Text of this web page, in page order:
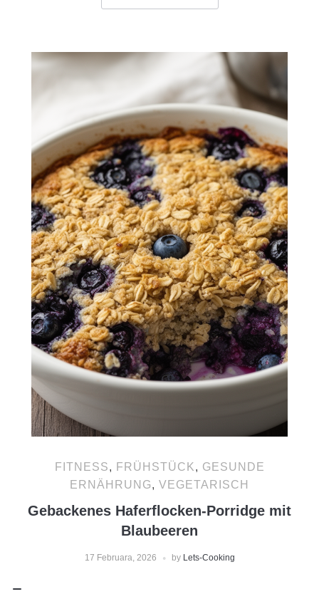
FITNESS, FRÜHSTÜCK, GESUNDE
ERNÄHRUNG, VEGETARISCH
Gebackenes Haferflocken-Porridge mit
Blaubeeren
17 Februara, 2026 by Lets-Cooking